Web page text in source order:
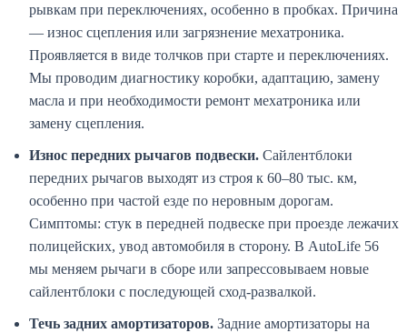
рывкам при переключениях, особенно в пробках. Причина
— износ сцепления или загрязнение мехатроника.
Проявляется в виде толчков при старте и переключениях.
Мы проводим диагностику коробки, адаптацию, замену
масла и при необходимости ремонт мехатроника или
замену сцепления.
Износ передних рычагов подвески. Сайлентблоки
передних рычагов выходят из строя к 60–80 тыс. км,
особенно при частой езде по неровным дорогам.
Симптомы: стук в передней подвеске при проезде лежачих
полицейских, увод автомобиля в сторону. В AutoLife 56
мы меняем рычаги в сборе или запрессовываем новые
сайлентблоки с последующей сход-развалкой.
Течь задних амортизаторов. Задние амортизаторы на